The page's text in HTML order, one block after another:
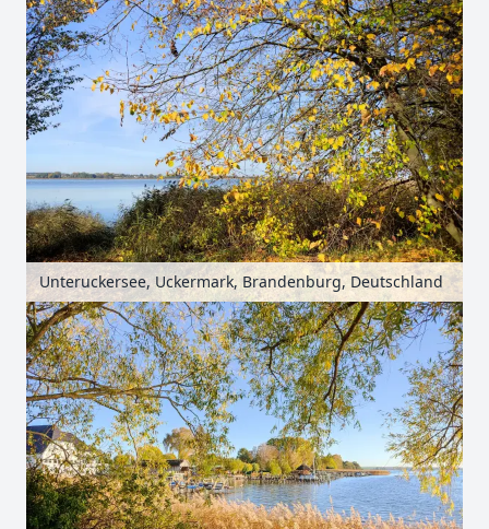
Unteruckersee, Uckermark, Brandenburg, Deutschland